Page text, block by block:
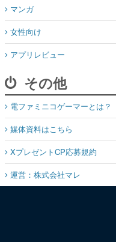
マンガ
女性向け
アプリレビュー
その他
電ファミニコゲーマーとは？
媒体資料はこちら
XプレゼントCP応募規約
運営：株式会社マレ